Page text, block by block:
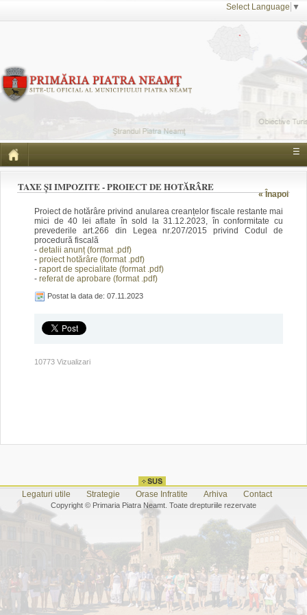
Select Language ▼
☰
« Înapoi
TAXE ȘI IMPOZITE - PROIECT DE HOTĂRÂRE
Proiect de hotărâre privind anularea creanțelor fiscale restante mai
mici de 40 lei aflate în sold la 31.12.2023, în conformitate cu
prevederile art.266 din Legea nr.207/2015 privind Codul de
procedură fiscală
- detalii anunț (format .pdf)
- proiect hotărâre (format .pdf)
- raport de specialitate (format .pdf)
- referat de aprobare (format .pdf)
Postat la data de: 07.11.2023
10773 Vizualizari
Legaturi utile Strategie Orase Infratite Arhiva Contact
Copyright © Primaria Piatra Neamt. Toate drepturiile rezervate